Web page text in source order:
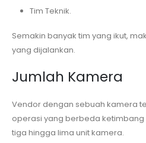
Tim Teknik.
Semakin banyak tim yang ikut,
yang dijalankan.
Jumlah Kamera
Vendor dengan sebuah kamera
operasi yang berbeda
tiga hingga lima unit kamera.